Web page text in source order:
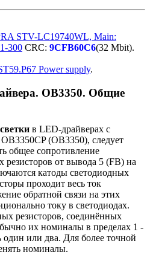
STV-LC19740WL, Main:
300 CRC: 9CFB60C6(32 Mbit).
Power supply.
OB3350. Общие
в LED-драйверах с
(OB3350), следует
общее сопротивление
от вывода 5 (FB) на
катоды светодиодных
проходит весь ток
обратной связи на этих
току в светодиодах.
резисторов, соединённых
их номиналы в пределах 1 -
один или два. Для более точной
номиналы.